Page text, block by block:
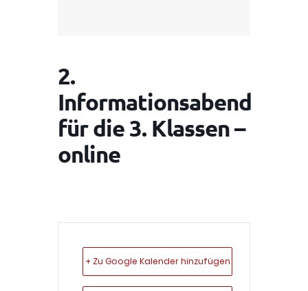
2.
Informationsabend
für die 3. Klassen –
online
+ Zu Google Kalender hinzufügen